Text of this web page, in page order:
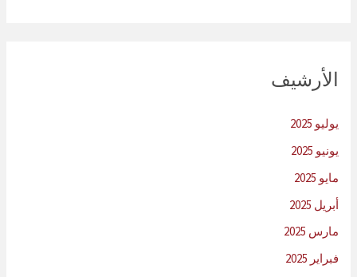
الأرشيف
يوليو 2025
يونيو 2025
مايو 2025
أبريل 2025
مارس 2025
فبراير 2025